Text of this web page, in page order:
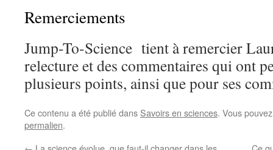
Remerciements
Jump-To-Science tient à remercier
relecture et des commentaires qui ont
plusieurs points, ainsi que pour ses
Ce contenu a été publié dans Savoirs en sciences. Vous
permalien.